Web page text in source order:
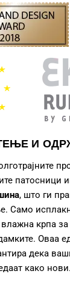
И
патосници
, што ги
Само
крпа за
Оваа
дека
како нови.